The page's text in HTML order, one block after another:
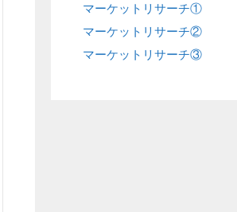
マーケットリサーチ①
マーケットリサーチ②
マーケットリサーチ③